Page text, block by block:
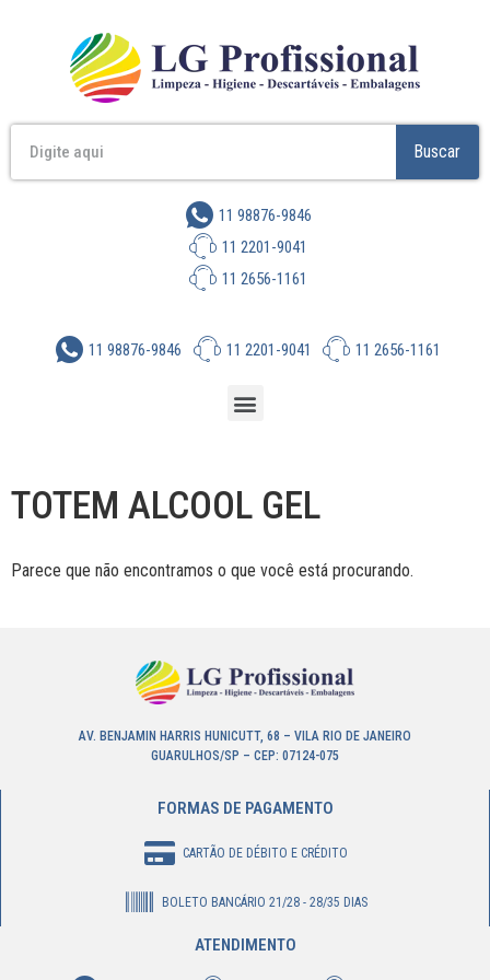
Buscar
11 98876-9846
11 2201-9041
11 2656-1161
11 98876-9846 11 2201-9041 11 2656-1161
TOTEM ALCOOL GEL
Parece que não encontramos o que você está procurando.
AV. BENJAMIN HARRIS HUNICUTT, 68 – VILA RIO DE JANEIRO
GUARULHOS/SP – CEP: 07124-075
FORMAS DE PAGAMENTO
CARTÃO DE DÉBITO E CRÉDITO
BOLETO BANCÁRIO 21/28 - 28/35 DIAS
ATENDIMENTO